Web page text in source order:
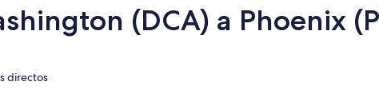
(DCA) a Phoenix
directos